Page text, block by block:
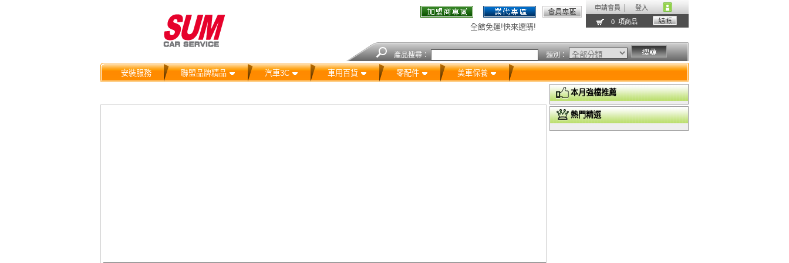
申請會員
登入
0 項商品
全館免運!快來選購!
產品搜尋： 類別：
安裝服務 聯盟品牌精品 汽車3C 車用百貨 零配件 美車保養
本月強檔推薦
熱門精選